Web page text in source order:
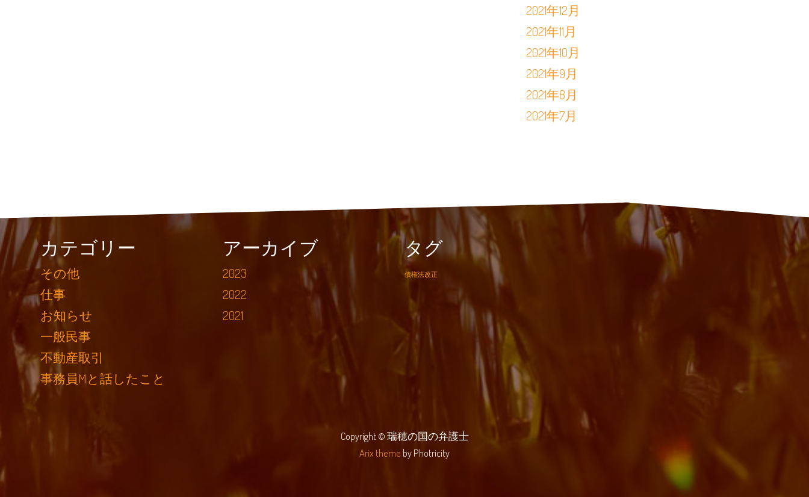
2021年12月
2021年11月
2021年10月
2021年9月
2021年8月
2021年7月
カテゴリー
その他
仕事
お知らせ
一般民事
不動産取引
事務員Mと話したこと
アーカイブ
2023
2022
2021
タグ
債権法改正
Copyright © 瑞穂の国の弁護士
Arix theme by Photricity